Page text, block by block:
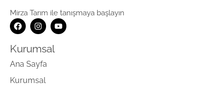
Mirza Tarım ile tanışmaya başlayın
Kurumsal
Ana Sayfa
Kurumsal